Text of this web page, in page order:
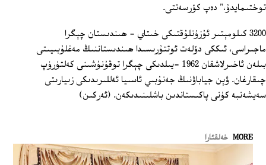
توختىمايدۇ،" دەپ كۆرسەتتى.
3200 كىلومېتىر ئۇزۇنلۇقتىكى خىتاي - ھىندىستان چېگرا
ماجىراسى، ئىككى دۆلەت ئوتتۇرىسىدا ھىندىستاننىڭ مەغلۇبىيىتى
بىلەن ئاخىرلاشقان 1962 -يىلدىكى چېگرا توقۇنۇشىنى كەلتۈرۈپ
چىقارغان. ۋېن جياباۋنىڭ جەنۇبىي ئاسىيا ئەللىرىدىكى زىيارىتى
سەيشەنبە كۈنى پاكىستاندىن باشلىنىدىكەن. (ئەركىن)
MORE خەلقئارا